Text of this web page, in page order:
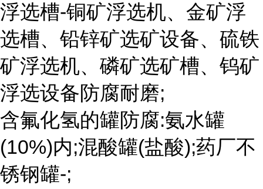
浮选槽-铜矿浮选机、金矿浮
选槽、铅锌矿选矿设备、硫铁
矿浮选机、磷矿选矿槽、钨矿
浮选设备防腐耐磨;
含氟化氢的罐防腐:氨水罐
(10%)内;混酸罐(盐酸);药厂不
锈钢罐-;